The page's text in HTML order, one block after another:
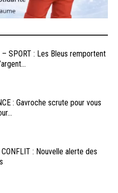
– SPORT : Les Bleus remportent
: Gavroche scrute pour vous
: Nouvelle alerte des